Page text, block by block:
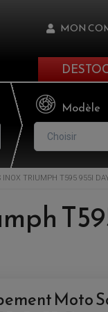
MON
Il n'y a aucun
Modèle
Choisir
INOX TRIUMPH T595 955I
Moto